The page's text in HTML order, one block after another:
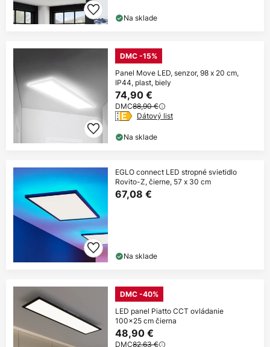
Na sklade
DMC -15%
Panel Move LED, senzor, 98 x 20 cm,
IP44, plast, biely
74,90 €
DMC88,90 €
Dátový list
Na sklade
EGLO connect LED stropné svietidlo
Rovito-Z, čierne, 57 x 30 cm
67,08 €
Na sklade
DMC -40%
LED panel Piatto CCT ovládanie
100x25 cm čierna
48,90 €
DMC82,63 €